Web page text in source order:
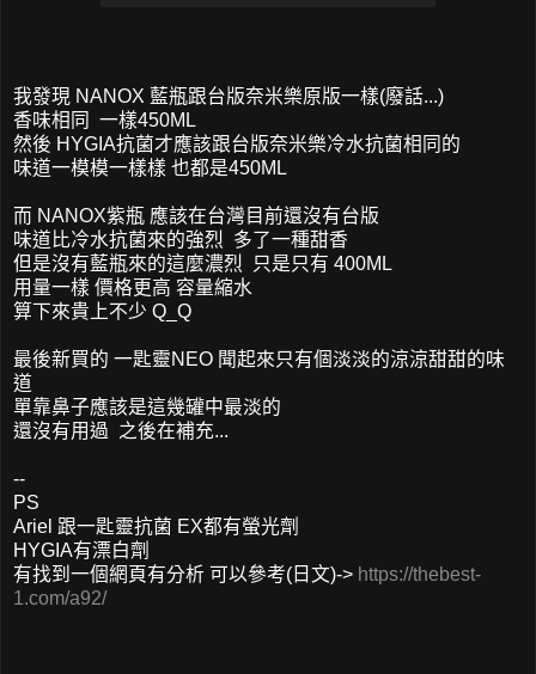
我發現 NANOX 藍瓶跟台版奈米樂原版一樣(廢話...)
香味相同 一樣450ML
然後 HYGIA抗菌才應該跟台版奈米樂冷水抗菌相同的
味道一模模一樣樣 也都是450ML
而 NANOX紫瓶 應該在台灣目前還沒有台版
味道比冷水抗菌來的強烈 多了一種甜香
但是沒有藍瓶來的這麼濃烈 只是只有 400ML
用量一樣 價格更高 容量縮水
算下來貴上不少 Q_Q
最後新買的 一匙靈NEO 聞起來只有個淡淡的涼涼甜甜的味
道
單靠鼻子應該是這幾罐中最淡的
還沒有用過 之後在補充...
--
PS
Ariel 跟一匙靈抗菌 EX都有螢光劑
HYGIA有漂白劑
有找到一個網頁有分析 可以參考(日文)-> https://thebest-
1.com/a92/